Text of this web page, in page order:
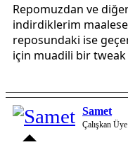
Repomuzdan ve
indirdiklerim
reposundaki ise
için muadili bir tweak
Samet
Çalışkan Üye